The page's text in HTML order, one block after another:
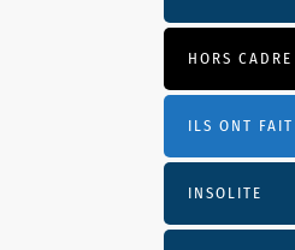
HORS CADRE
ILS ONT
INSOLITE